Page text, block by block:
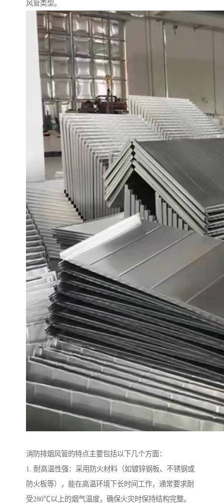
风管类型。
消防排烟风管的特点主要包括以下几个方面：
1. 耐高温性强：采用防火材料（如镀锌钢板、不锈钢或
防火板等），能在高温环境下长时间工作，通常要求耐
受280℃以上的烟气温度，确保火灾时保持结构完整。